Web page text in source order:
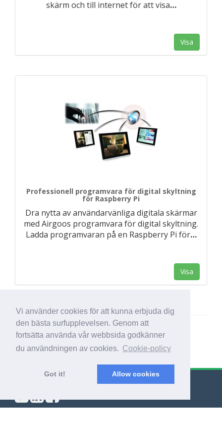
Vi använder cookies för att kunna erbjuda dig
den bästa surfupplevelsen. Genom att
fortsätta använda vår webbsida godkänner
du användningen av cookies. Cookie-policy
Got it! Allow cookies
skärm och till internet för att visa…
Visa
Professionell programvara för digital skyltning
för Raspberry Pi
Dra nytta av användarvänliga digitala skärmar
med Airgoos programvara för digital skyltning.
Ladda programvaran på en Raspberry Pi för…
Visa
© Export Worldwide 2026